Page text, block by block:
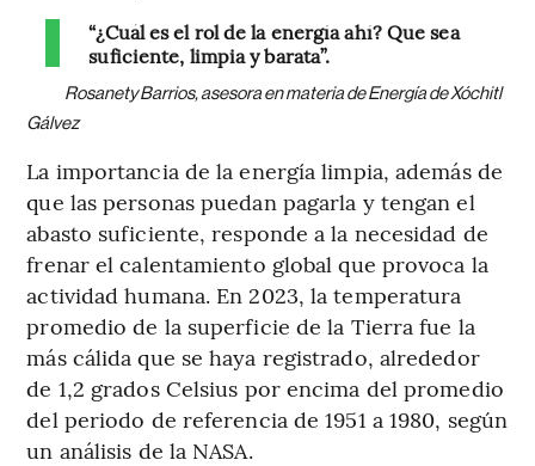
“¿Cuál es el rol de la energía ahí? Que sea
suficiente, limpia y barata”.
Rosanety Barrios, asesora en materia de Energía de Xóchitl
Gálvez
La importancia de la energía limpia, además de
que las personas puedan pagarla y tengan el
abasto suficiente, responde a la necesidad de
frenar el calentamiento global que provoca la
actividad humana. En 2023, la temperatura
promedio de la superficie de la Tierra fue la
más cálida que se haya registrado, alrededor
de 1,2 grados Celsius por encima del promedio
del periodo de referencia de 1951 a 1980, según
un análisis de la NASA.